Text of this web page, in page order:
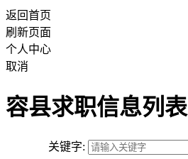
返回首页
刷新页面
个人中心
取消
容县求职信息列表
关键字: